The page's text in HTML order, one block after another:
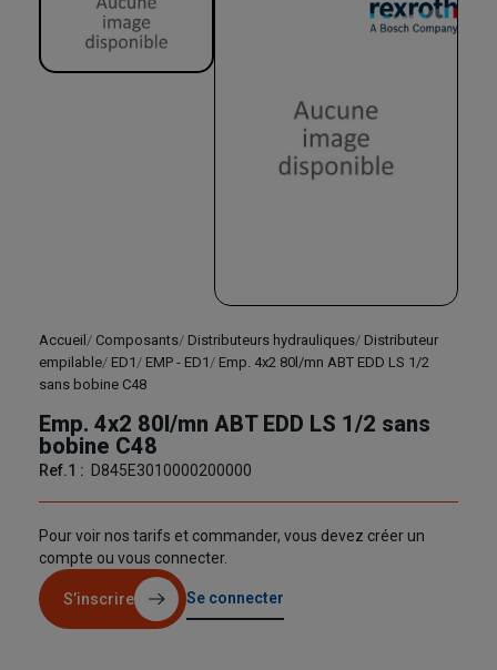
Accueil Composants Distributeurs hydrauliques Distributeur
empilable ED1 EMP - ED1
Emp. 4x2 80l/mn ABT EDD LS 1/2
sans bobine C48
Emp. 4x2 80l/mn ABT EDD LS 1/2 sans
bobine C48
Ref.1 : D845E3010000200000
Pour voir nos tarifs et commander, vous devez créer un
compte ou vous connecter.
S’inscrire Se connecter